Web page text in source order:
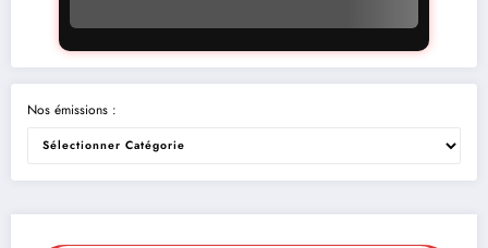
Nos émissions :